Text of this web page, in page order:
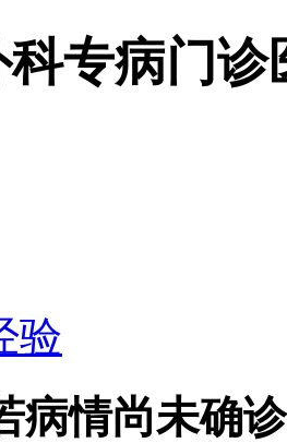
专病门诊
验
病情尚未确